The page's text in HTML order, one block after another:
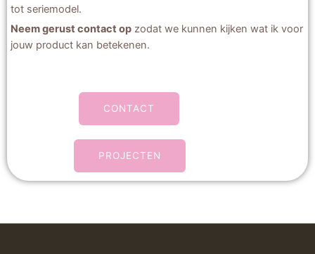
tot seriemodel.
Neem gerust contact op zodat we kunnen kijken wat ik voor
jouw product kan betekenen.
CONTACT
PROJECTEN